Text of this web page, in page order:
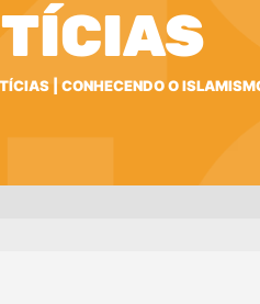
CONHECENDO O